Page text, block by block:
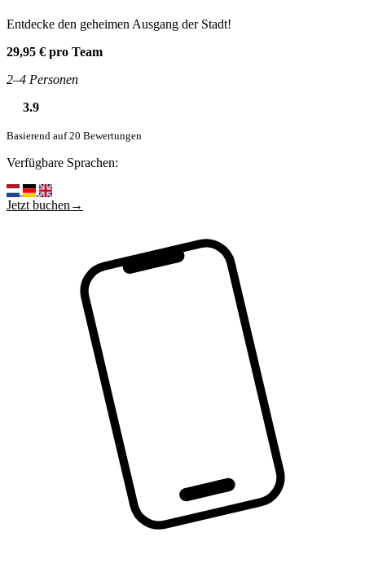
Entdecke den geheimen Ausgang der Stadt!
29,95 € pro Team
2–4 Personen
3.9
Basierend auf 20 Bewertungen
Verfügbare Sprachen:
Jetzt buchen→